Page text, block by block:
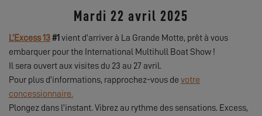
Mardi 22 avril 2025
L’Excess 13#1 vient d’arriver à La Grande Motte, prêt à vous
embarquer pour the International Multihull Boat Show !
Il sera ouvert aux visites du 23 au 27 avril.
Pour plus d’informations, rapprochez-vous de votre
concessionnaire.
Plongez dans l’instant. Vibrez au rythme des sensations. Excess,